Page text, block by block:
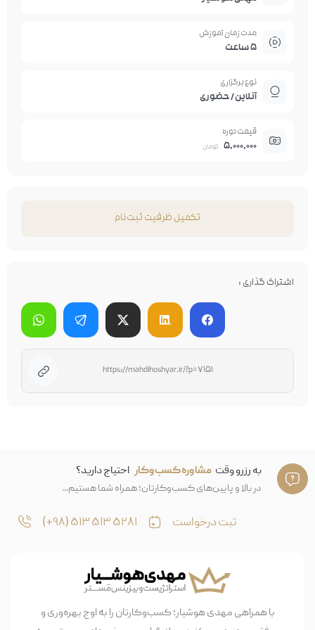
مدت زمان آموزش
۵ ساعت
نوع برگزاری
آنلاین / حضوری
قیمت دوره
5,000,000 تومان
تکمیل ظرفیت ثبت‌نام
اشتراک گذاری :
به رزرو وقت مشاوره کسب‌وکار احتیاج دارید؟
در بالا و پایین‌های کسب‌وکارتان؛ همراه شما هستیم...
ثبت درخواست ۵۲۸۱ ۵۱۳ ۵۱۳ (۹۸+)
با همراهی مهدی هوشیار؛ کسب‌وکارتان را به اوج بهره‌وری و